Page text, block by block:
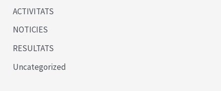
u
s
ACTIVITATS
NOTICIES
RESULTATS
Uncategorized